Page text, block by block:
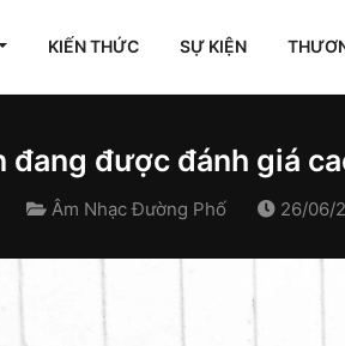
KIẾN THỨC SỰ KIỆN
đang được đánh giá
Âm Nhạc Đường Phố 26/06/